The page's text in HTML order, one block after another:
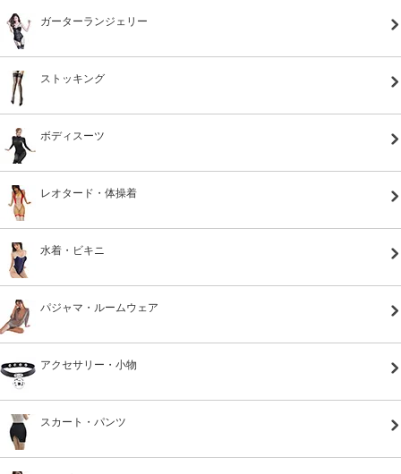
ガーターランジェリー
ストッキング
ボディスーツ
レオタード・体操着
水着・ビキニ
パジャマ・ルームウェア
アクセサリー・小物
スカート・パンツ